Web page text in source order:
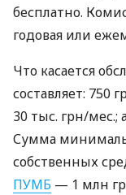
бесплатно.
годовая или
Что касается
составляет: 750
30 тыс. грн/мес.;
Сумма
собственных
ПУМБ — 1 млн